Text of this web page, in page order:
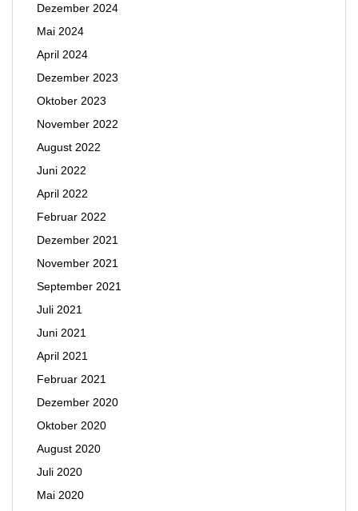
Dezember 2024
Mai 2024
April 2024
Dezember 2023
Oktober 2023
November 2022
August 2022
Juni 2022
April 2022
Februar 2022
Dezember 2021
November 2021
September 2021
Juli 2021
Juni 2021
April 2021
Februar 2021
Dezember 2020
Oktober 2020
August 2020
Juli 2020
Mai 2020